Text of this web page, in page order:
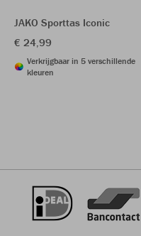
JAKO Sporttas Iconic
€ 24,99
Verkrijgbaar in 5 verschillende
kleuren